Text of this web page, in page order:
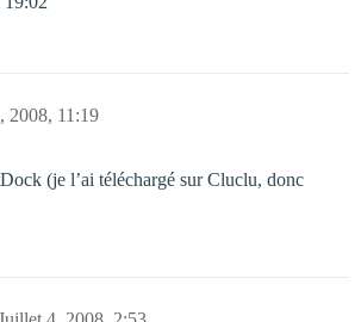
2008, 11:19
(je l’ai téléchargé sur Cluclu, donc